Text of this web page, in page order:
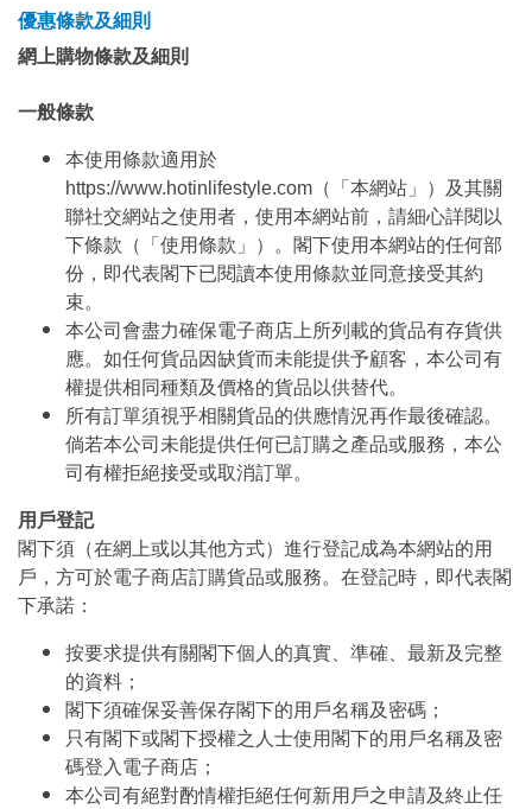
優惠條款及細則
網上購物條款及細則
一般條款
本使用條款適用於
https://www.hotinlifestyle.com（「本網站」）及其關
聯社交網站之使用者，使用本網站前，請細心詳閱以
下條款（「使用條款」）。閣下使用本網站的任何部
份，即代表閣下已閱讀本使用條款並同意接受其約
束。
本公司會盡力確保電子商店上所列載的貨品有存貨供
應。如任何貨品因缺貨而未能提供予顧客，本公司有
權提供相同種類及價格的貨品以供替代。
所有訂單須視乎相關貨品的供應情況再作最後確認。
倘若本公司未能提供任何已訂購之產品或服務，本公
司有權拒絕接受或取消訂單。
用戶登記
閣下須（在網上或以其他方式）進行登記成為本網站的用
戶，方可於電子商店訂購貨品或服務。在登記時，即代表閣
下承諾：
按要求提供有關閣下個人的真實、準確、最新及完整
的資料；
閣下須確保妥善保存閣下的用戶名稱及密碼；
只有閣下或閣下授權之人士使用閣下的用戶名稱及密
碼登入電子商店；
本公司有絕對酌情權拒絕任何新用戶之申請及終止任